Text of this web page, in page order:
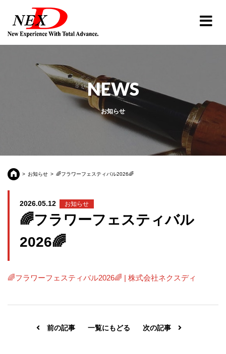
NEWS
お知らせ
お知らせ 🌈フラワーフェスティバル2026🌈
2026.05.12 お知らせ
🌈フラワーフェスティバル
2026🌈
🌈フラワーフェスティバル2026🌈 | 株式会社ネクスディ
前の記事 一覧にもどる 次の記事